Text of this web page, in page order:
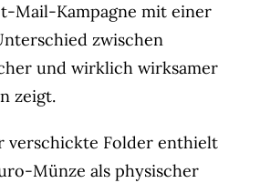
Mail-Kampagne mit einer
zwischen
und wirklich wirksamer
zeigt.
verschickte Folder enthielt
Münze als physischer